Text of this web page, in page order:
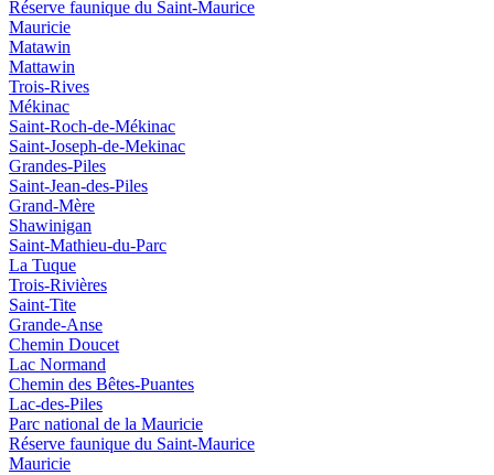
Réserve faunique du Saint‑Maurice
Mauricie
Matawin
Mattawin
Trois-Rives
Mékinac
Saint-Roch-de-Mékinac
Saint-Joseph-de-Mekinac
Grandes-Piles
Saint-Jean-des-Piles
Grand-Mère
Shawinigan
Saint-Mathieu-du-Parc
La Tuque
Trois-Rivières
Saint-Tite
Grande-Anse
Chemin Doucet
Lac Normand
Chemin des Bêtes-Puantes
Lac-des-Piles
Parc national de la Mauricie
Réserve faunique du Saint‑Maurice
Mauricie